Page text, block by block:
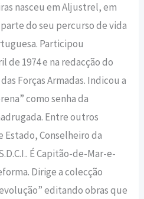
nasceu em Aljustrel, em
do seu percurso de vida
Participou
de 1974 e na redacção do
Forças Armadas. Indicou a
como senha da
Entre outros
Estado, Conselheiro da
É Capitão-de-Mar-e-
Dirige a colecção
editando obras que